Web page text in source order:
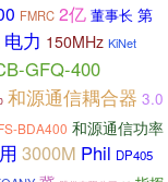
FMRC 2亿 董事长 第
电力 150MHz KiNet
GFQ-400
和源通信耦合器 3.0
BDA400 和源通信功率
3000M Phil DP405